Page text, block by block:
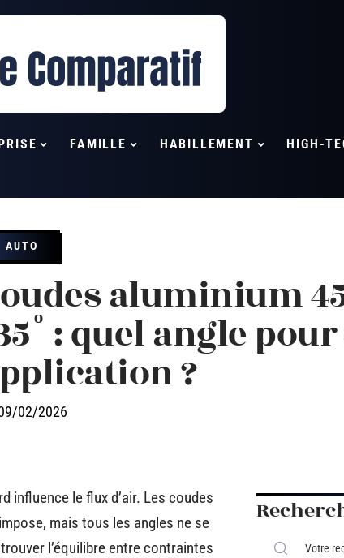
FAMILLE HABILLEMENT HIGH-
AUTO
aluminium
: quel angle
?
02/2026
influence le flux d’air. Les coudes
mais tous les angles ne se
l’équilibre entre contraintes